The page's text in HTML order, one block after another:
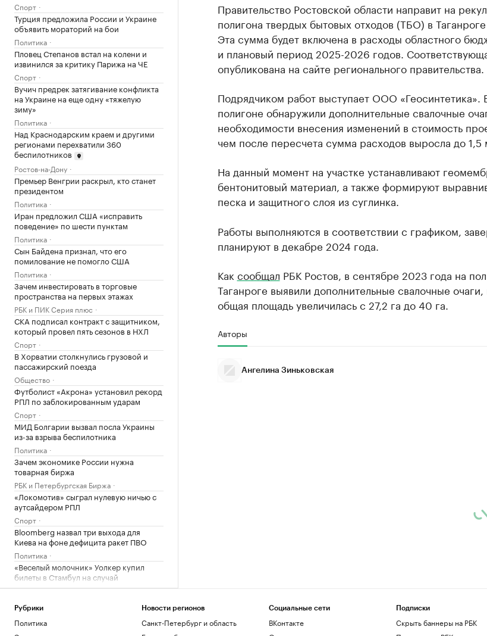
Спорт
Турция предложила России и Украине
объявить мораторий на бои
Политика
Пловец Степанов встал на колени и
извинился за критику Парижа на ЧЕ
Спорт
Вучич предрек затягивание конфликта
на Украине на еще одну «тяжелую
зиму»
Политика
Над Краснодарским краем и другими
регионами перехватили 360
беспилотников
Ростов-на-Дону
Премьер Венгрии раскрыл, кто станет
президентом
Политика
Иран предложил США «исправить
поведение» по шести пунктам
Политика
Сын Байдена признал, что его
помилование не помогло США
Политика
Зачем инвестировать в торговые
пространства на первых этажах
РБК и ПИК Серия плюс
СКА подписал контракт с защитником,
который провел пять сезонов в НХЛ
Спорт
В Хорватии столкнулись грузовой и
пассажирский поезда
Общество
Футболист «Акрона» установил рекорд
РПЛ по заблокированным ударам
Спорт
МИД Болгарии вызвал посла Украины
из-за взрыва беспилотника
Политика
Зачем экономике России нужна
товарная биржа
РБК и Петербургская Биржа
«Локомотив» сыграл нулевую ничью с
аутсайдером РПЛ
Спорт
Bloomberg назвал три выхода для
Киева на фоне дефицита ракет ПВО
Политика
«Веселый молочник» Уолкер купил
билеты в Стамбул на случай
выдворения
Марат и Динара Сафины сыграют с
Федерером и Ли На на турнире в
Правительство Ростовской области направит на
полигона твердых бытовых отходов (ТБО) в
Эта сумма будет включена в расходы областного
и плановый период 2025-2026 годов.
опубликована на сайте регионального правительства.
Подрядчиком работ выступает ООО «Геосинтетика».
полигоне обнаружили дополнительные свалочные
необходимости внесения изменений в стоимость
чем после пересчета сумма расходов выросла до 1,5
На данный момент на участке устанавливают
бентонитовый материал, а также формируют
песка и защитного слоя из суглинка.
Работы выполняются в соответствии с графиком,
планируют в декабре 2024 года.
Как сообщал РБК Ростов, в сентябре 2023 года на
Таганроге выявили дополнительные свалочные очаги,
общая площадь увеличилась с 27,2 га до 40 га.
Авторы
Ангелина Зиньковская
Рубрики
Политика
Новости регионов
Санкт-Петербург и область
Социальные сети
ВКонтакте
Подписки
Скрыть баннеры на РБК